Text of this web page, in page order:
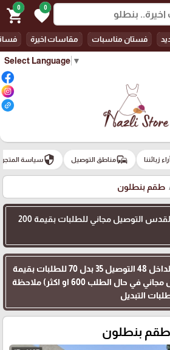
Select Language ▼
0
favorite
0
shopping_cart
فستان مناسبات مقاسات اخيرة
آراء زبائننا commuteمناطق التوصيل securityسياسة المتجر
طقم بنطلون
عرض التوصيل : الضفة والقدس التوصيل مجاني للطلبات بقيمة 200
عرض التوصيل :اهلنا في الداخل 48 التوصيل 35 بدل 70 للطلبات بقيمة
200 او اكثر ( وتوصيل كامل مجاني في حال الطلب 600 او اكثر) ملاحظة
التبديل
طقم بنطلون